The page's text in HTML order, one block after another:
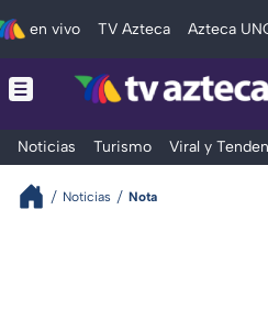
en vivo TV Azteca Azteca
Noticias Turismo Viral y
Noticias Nota